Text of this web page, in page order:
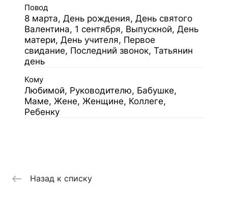
Повод
8 марта, День рождения, День святого
Валентина, 1 сентября, Выпускной, День
матери, День учителя, Первое
свидание, Последний звонок, Татьянин
день
Кому
Любимой, Руководителю, Бабушке,
Маме, Жене, Женщине, Коллеге,
Ребенку
Назад к списку